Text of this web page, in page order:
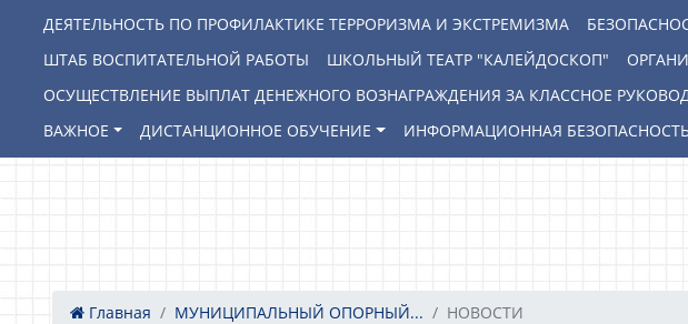
ДЕЯТЕЛЬНОСТЬ ПО ПРОФИЛАКТИКЕ ТЕРРОРИЗМА И ЭКСТРЕМИЗМА
ШТАБ ВОСПИТАТЕЛЬНОЙ РАБОТЫ
ШКОЛЬНЫЙ ТЕАТР "КАЛЕЙДОСКОП"
ОСУЩЕСТВЛЕНИЕ ВЫПЛАТ ДЕНЕЖНОГО ВОЗНАГРАЖДЕНИЯ ЗА КЛАССНОЕ
ВАЖНОЕ
ДИСТАНЦИОННОЕ ОБУЧЕНИЕ ИНФОРМАЦИОННАЯ
Главная МУНИЦИПАЛЬНЫЙ ОПОРНЫЙ... НОВОСТИ